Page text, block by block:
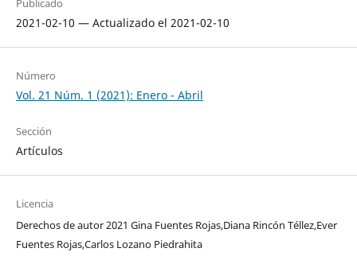
2021-02-10 — Actualizado el 2021-02-10
Número
Vol. 21 Núm. 1 (2021): Enero - Abril
Sección
Artículos
Licencia
Derechos de autor 2021 Gina Fuentes Rojas,Diana Rincón Téllez,Ever
Fuentes Rojas,Carlos Lozano Piedrahita